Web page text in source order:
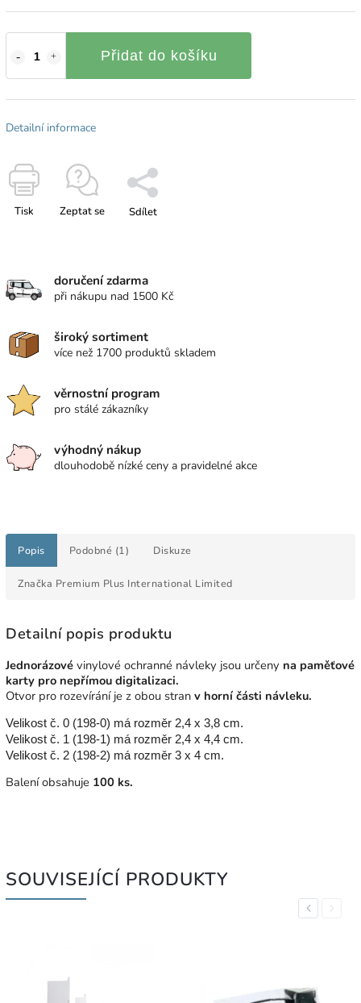
Přidat do košíku
Detailní informace
Tisk Zeptat se Sdílet
doručení zdarma
při nákupu nad 1500 Kč
široký sortiment
více než 1700 produktů skladem
věrnostní program
pro stálé zákazníky
výhodný nákup
dlouhodobě nízké ceny a pravidelné akce
Popis Podobné (1) Diskuze
Značka Premium Plus International Limited
Detailní popis produktu
Jednorázové vinylové ochranné návleky jsou určeny na paměťové
karty pro nepřímou digitalizaci.
Otvor pro rozevírání je z obou stran v horní části návleku.
Velikost č. 0 (198-0) má rozměr 2,4 x 3,8 cm.
Velikost č. 1 (198-1) má rozměr 2,4 x 4,4 cm.
Velikost č. 2 (198-2) má rozměr 3 x 4 cm.
Balení obsahuje 100 ks.
SOUVISEJÍCÍ PRODUKTY
PreviousNext